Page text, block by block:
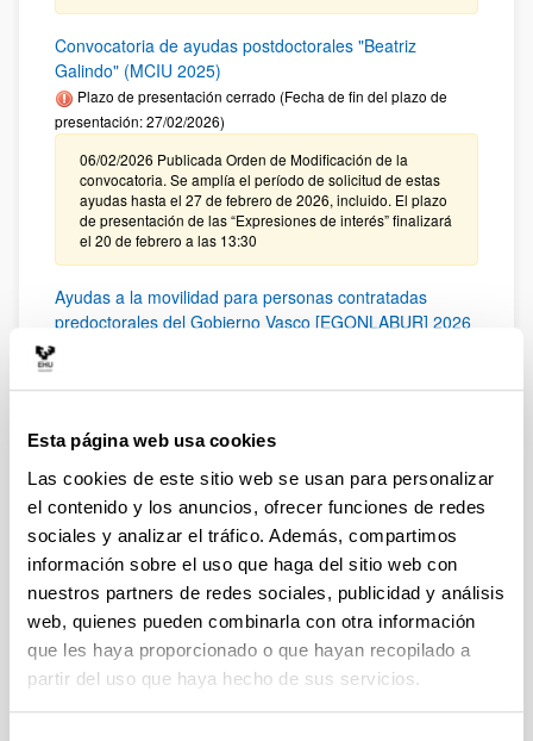
Esta página web usa cookies
Las cookies de este sitio web se usan para personalizar
el contenido y los anuncios, ofrecer funciones de redes
sociales y analizar el tráfico. Además, compartimos
información sobre el uso que haga del sitio web con
nuestros partners de redes sociales, publicidad y análisis
web, quienes pueden combinarla con otra información
que les haya proporcionado o que hayan recopilado a
partir del uso que haya hecho de sus servicios.
Convocatoria de ayudas postdoctorales "Beatriz
Galindo" (MCIU 2025)
Plazo de presentación cerrado (Fecha de fin del plazo de
presentación: 27/02/2026)
06/02/2026 Publicada Orden de Modificación de la
convocatoria. Se amplía el período de solicitud de estas
ayudas hasta el 27 de febrero de 2026, incluido. El plazo
de presentación de las “Expresiones de interés” finalizará
el 20 de febrero a las 13:30
Ayudas a la movilidad para personas contratadas
predoctorales del Gobierno Vasco [EGONLABUR] 2026
Modalidad B
presentación: 16/02/2026)
Se ha publicado la convocatoria
Ayudas a la movilidad para personas contratadas
predoctorales del Gobierno Vasco [EGONLABUR] 2026
Plazo de presentación cerrado: 24/11/2025 - 23/12/2025
Se ha publicado la convocatoria
CONVOCATORIA PARA LA CONTRATACIÓN DE
PERSONAL INVESTIGADOR EN FORMACIÓN EN LA
EHU FINANCIADO CON RECURSOS PROPIOS DE UN
GRUPO/PROYECTO DE INVESTIGACIÓN 2025-II